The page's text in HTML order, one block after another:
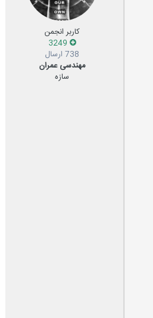
کاربر انجمن
738 ارسال
مهندسی عمران
سازه